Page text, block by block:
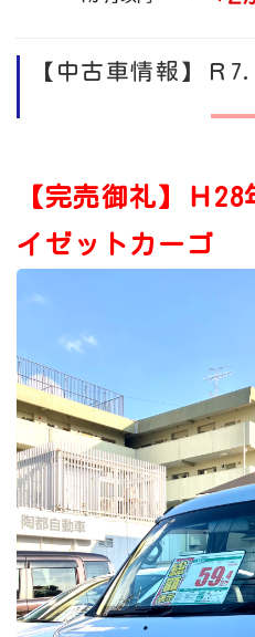
【中古車情報】Ｒ
【完売御礼】Ｈ
イゼットカーゴ